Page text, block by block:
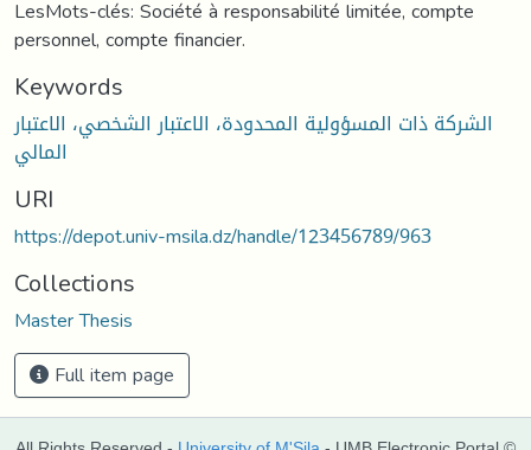
LesMots-clés: Société à responsabilité limitée, compte
personnel, compte financier.
Keywords
الشركة ذات المسؤولية المحدودة، الاعتبار الشخصي، الاعتبار
المالي
URI
https://depot.univ-msila.dz/handle/123456789/963
Collections
Master Thesis
Full item page